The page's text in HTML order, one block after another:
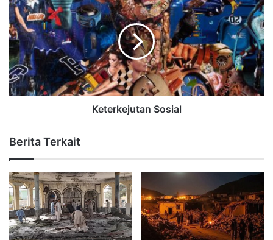
Keterkejutan Sosial
Berita Terkait